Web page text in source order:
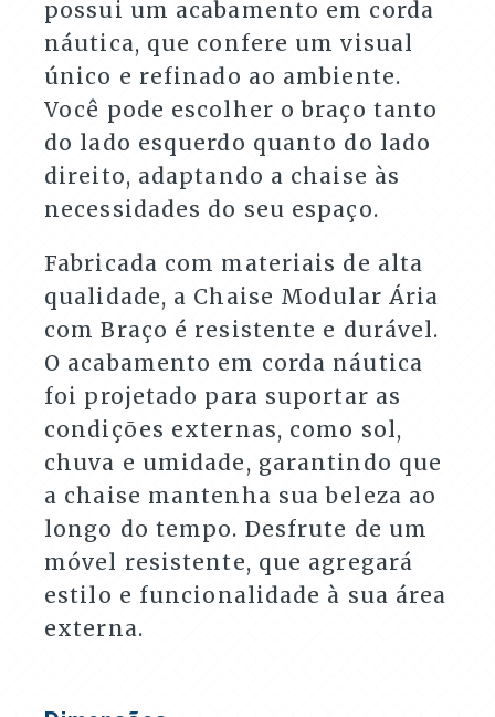
possui um acabamento em corda
náutica, que confere um visual
único e refinado ao ambiente.
Você pode escolher o braço tanto
do lado esquerdo quanto do lado
direito, adaptando a chaise às
necessidades do seu espaço.
Fabricada com materiais de alta
qualidade, a Chaise Modular Ária
com Braço é resistente e durável.
O acabamento em corda náutica
foi projetado para suportar as
condições externas, como sol,
chuva e umidade, garantindo que
a chaise mantenha sua beleza ao
longo do tempo. Desfrute de um
móvel resistente, que agregará
estilo e funcionalidade à sua área
externa.